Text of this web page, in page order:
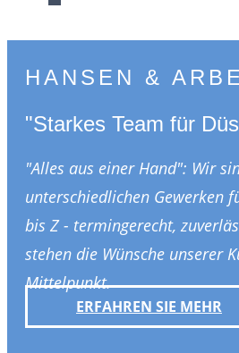
HANSEN &
"Starkes Team für
"Alles aus einer Hand": Wir
unterschiedlichen Gewerken
bis Z - termingerecht,
stehen die Wünsche unserer
Mittelpunkt.
ERFAHREN SIE MEHR